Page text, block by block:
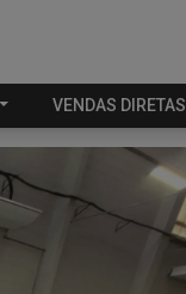
VENDAS DIRETAS